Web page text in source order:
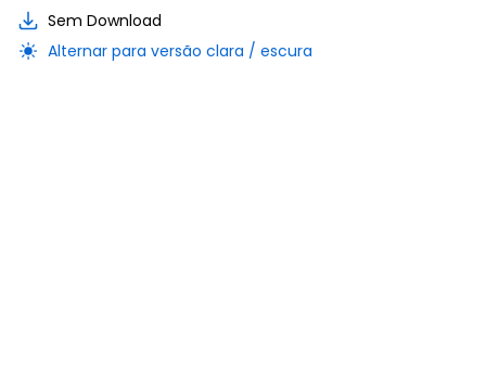
Sem Download
Alternar para versão clara / escura